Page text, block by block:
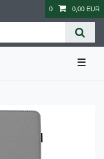
0 0,00 EUR
☰